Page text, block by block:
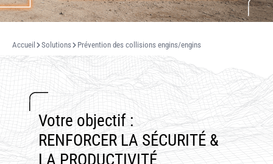
Accueil Solutions Prévention des collisions engins/engins
Votre objectif :
RENFORCER LA SÉCURITÉ &
LA PRODUCTIVITÉ